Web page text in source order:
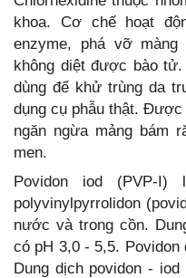
khoa. Cơ chế hoạt
enzyme, phá vỡ
không diệt được bào
dùng để khử trùng da
dụng cụ phẫu thật.
ngăn ngừa mảng bám
men.
Povidon iod (PVP-
polyvinylpyrrolidon
nước và trong cồn.
có pH 3,0 - 5,5.
Dung dịch povidon -